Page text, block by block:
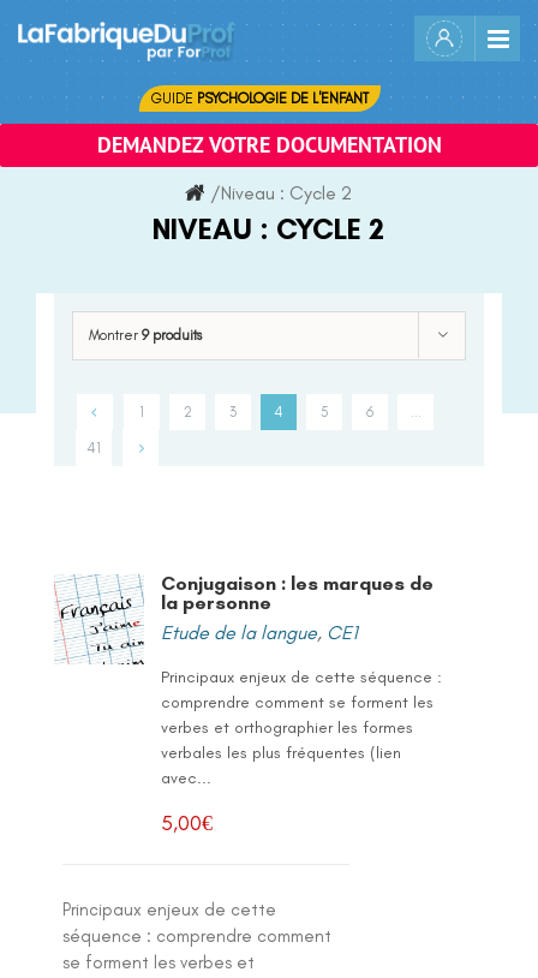
content
GUIDE PSYCHOLOGIE DE L'ENFANT
DEMANDEZ VOTRE DOCUMENTATION
/Niveau : Cycle 2
NIVEAU : CYCLE 2
Montrer 9 produits
1 2 3 4 5 6
41
Conjugaison : les marques de
la personne
Etude de la langue, CE1
Principaux enjeux de cette séquence :
comprendre comment se forment les
verbes et orthographier les formes
verbales les plus fréquentes (lien
avec...
5,00€
Principaux enjeux de cette
séquence : comprendre comment
se forment les verbes et